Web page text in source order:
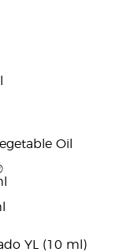
Oil
YL (10 ml)